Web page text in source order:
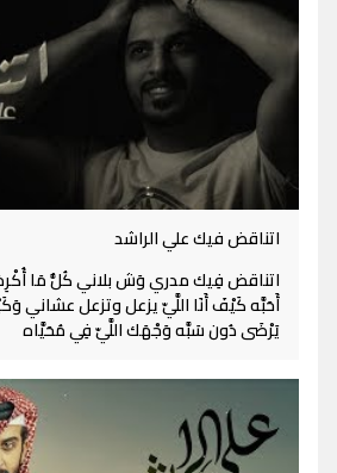
اتناقض فيك علي الراشد
اتناقض فِيك مدري وَش بلاني كُلُّ مَا
أَحَبَّه كَيْفَ أَنَا اللَّيّ يزعل وتزعل عشاني
يَرْضَى دُون سَبَّه وَجْهَك اللَّيّ فِي مُحَيَّاه